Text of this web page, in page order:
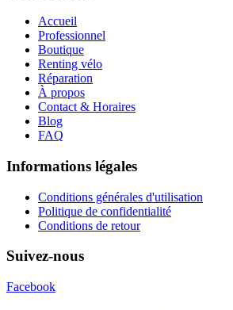
Accueil
Professionnel
Boutique
Renting vélo
Réparation
À propos
Contact & Horaires
Blog
FAQ
Informations légales
Conditions générales d'utilisation
Politique de confidentialité
Conditions de retour
Suivez-nous
Facebook